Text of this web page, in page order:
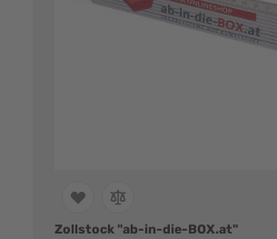
Zollstock "ab-in-die-BOX.at"